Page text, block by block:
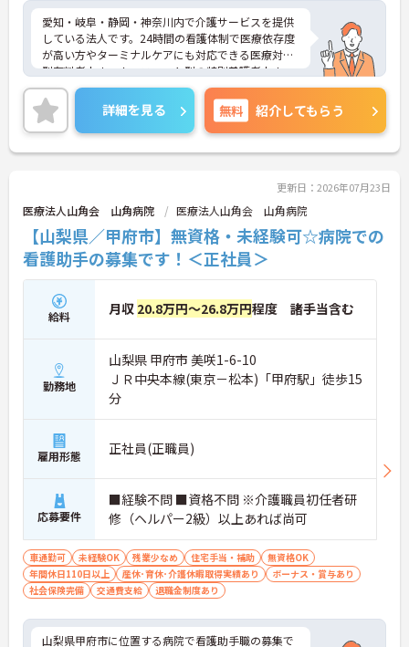
です】
・髪色や髪型、ネイルなどが原則自由となっている
ため、個性を大切にしながら働くことができます
・社員一人ひとりの価値観を尊重する社風のもと
で、無理なくご自身らしく働き続けることが期待で
きます
【全国展開の安定基盤と日勤のみの環境で長期的な
キャリアを描けます】
・全国367拠点以上を展開する大手グループの運営
により、安定した環境で長く働き続けることができ
・日勤のみの勤務で転勤の心配もないため、地元で
ご家庭と両立しながら長期的な視点でキャリアを築
愛知・岐阜・静岡・神奈川内で介護サービスを提供
している法人です。24時間の看護体制で医療依存度
が高い方やターミナルケアにも対応できる医療対応
型有料老人ホーム、ユニット型の特別養護老人ホー
ムを運営しています。利用者様とスタッフとの距離
も近く、一人ひとりに寄り添ったケアが実現できま
す。福利厚生も整っており長く安心してご就業でき
る環境です。ご興味ある方には、面接対策ポイント
など、さらに詳細をお話しいたしますのでお気軽に
詳細を見る 無料 紹介してもらう
更新日：2026年07月23日
医療法人山角会 山角病院 医療法人山角会 山角病院
【山梨県／甲府市】無資格・未経験可☆病院での
看護助手の募集です！＜正社員＞
給料 月収 20.8万円～26.8万円程度 諸手当含む
勤務地
山梨県 甲府市 美咲1-6-10
ＪＲ中央本線(東京－松本)「甲府駅」徒歩15
分
雇用形態 正社員(正職員)
応募要件
■経験不問 ■資格不問 ※介護職員初任者研
修（ヘルパー2級）以上あれば尚可
車通勤可 未経験OK 残業少なめ 住宅手当・補助
無資格OK
年間休日110日以上
産休･育休･介護休暇取得実績あり
ボーナス・賞与あり
社会保険完備
交通費支給 退職金制度あり
山梨県甲府市に位置する病院で看護助手職の募集で